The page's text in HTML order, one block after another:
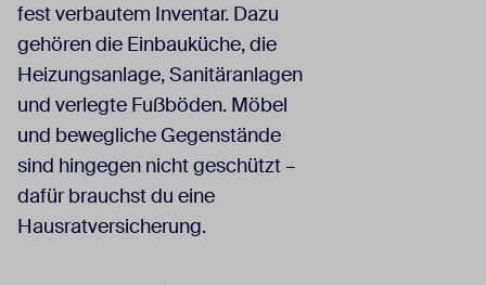
fest verbautem Inventar. Dazu
gehören die Einbauküche, die
Heizungsanlage, Sanitäranlagen
und verlegte Fußböden. Möbel
und bewegliche Gegenstände
sind hingegen nicht geschützt –
dafür brauchst du eine
Hausratversicherung.